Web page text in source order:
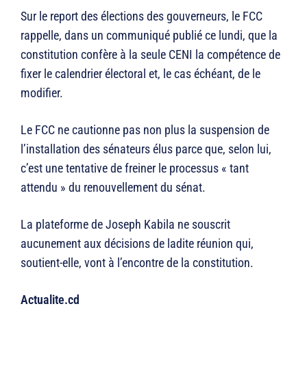
Sur le report des élections des gouverneurs, le FCC
rappelle, dans un communiqué publié ce lundi, que la
constitution confère à la seule CENI la compétence de
fixer le calendrier électoral et, le cas échéant, de le
modifier.
Le FCC ne cautionne pas non plus la suspension de
l’installation des sénateurs élus parce que, selon lui,
c’est une tentative de freiner le processus « tant
attendu » du renouvellement du sénat.
La plateforme de Joseph Kabila ne souscrit
aucunement aux décisions de ladite réunion qui,
soutient-elle, vont à l’encontre de la constitution.
Actualite.cd